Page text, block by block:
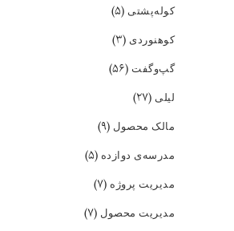
کوله‌پشتی (۵)
کوهنوردی (۳)
گپ‌و‌گفت (۵۶)
لیلی (۲۷)
مالک محصول (۹)
مدرسه‌ی دوازده (۵)
مدیریت پروژه (۷)
مدیریت محصول (۷)